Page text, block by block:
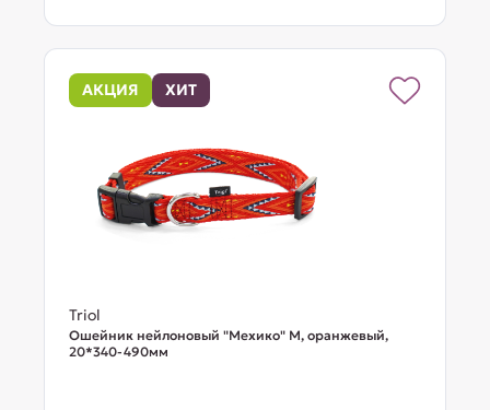
АКЦИЯ ХИТ
Triol
Ошейник нейлоновый "Мехико" M, оранжевый,
20*340-490мм